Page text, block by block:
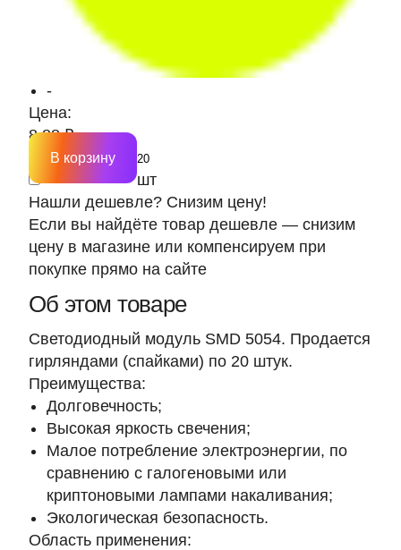
-
Цена:
8.88 ₽
шт
В корзину
Нашли дешевле? Снизим цену!
Если вы найдёте товар дешевле — снизим
цену в магазине или компенсируем при
покупке прямо на сайте
Об этом товаре
Светодиодный модуль SMD 5054. Продается
гирляндами (спайками) по 20 штук.
Преимущества:
Долговечность;
Высокая яркость свечения;
Малое потребление электроэнергии, по
сравнению с галогеновыми или
криптоновыми лампами накаливания;
Экологическая безопасность.
Область применения: